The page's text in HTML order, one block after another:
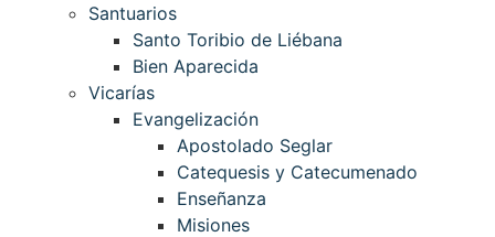
Santuarios
Santo Toribio de Liébana
Bien Aparecida
Vicarías
Evangelización
Apostolado Seglar
Catequesis y Catecumenado
Enseñanza
Misiones